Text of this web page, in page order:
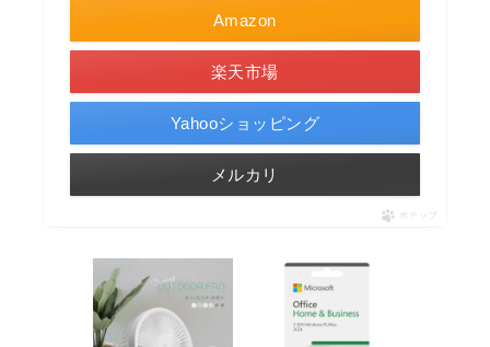
Amazon
楽天市場
Yahooショッピング
メルカリ
ポチップ